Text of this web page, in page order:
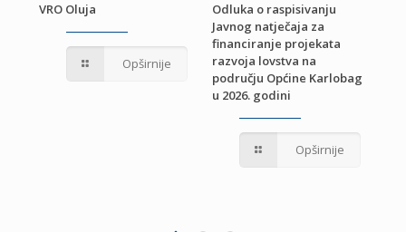
VRO Oluja
Opširnije
Odluka o raspisivanju
Javnog natječaja za
financiranje projekata
razvoja lovstva na
području Općine Karlobag
u 2026. godini
Opširnije